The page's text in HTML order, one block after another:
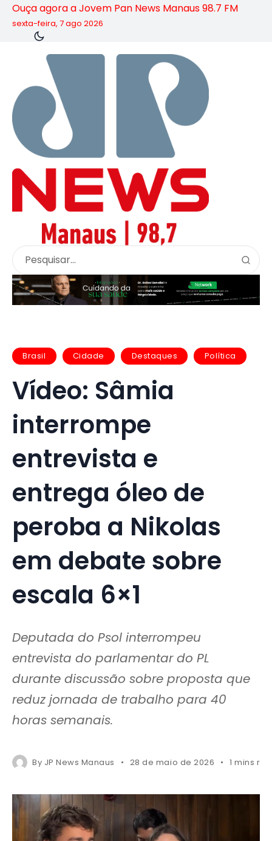
Ouça agora a Jovem Pan News Manaus 98.7 FM
sexta-feira, 7 ago 2026
Brasil Cidade Destaques Política
Vídeo: Sâmia
interrompe
entrevista e
entrega óleo de
peroba a Nikolas
em debate sobre
escala 6×1
Deputada do Psol interrompeu
entrevista do parlamentar do PL
durante discussão sobre proposta que
reduz jornada de trabalho para 40
horas semanais.
By JP News Manaus 28 de maio de 2026 1 mins